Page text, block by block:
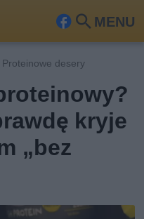
MENU
Fa
ook
Szu
Proteinowe desery
kryje
„bez